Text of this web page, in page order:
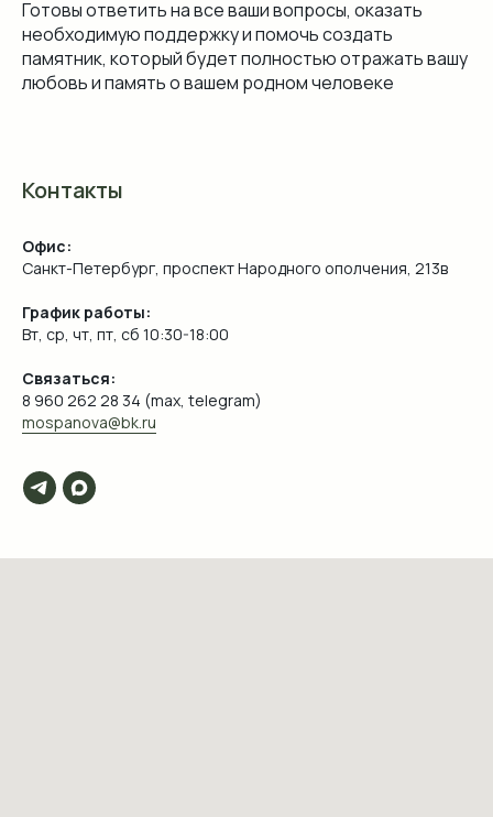
Готовы ответить на все ваши вопросы, оказать
необходимую поддержку и помочь создать
памятник, который будет полностью отражать вашу
любовь и память о вашем родном человеке
Контакты
Офис:
Санкт-Петербург, проспект Народного ополчения, 213в
График работы:
Вт, ср, чт, пт, сб 10:30-18:00
Связаться:
8 960 262 28 34 (max, telegram)
mospanova@bk.ru